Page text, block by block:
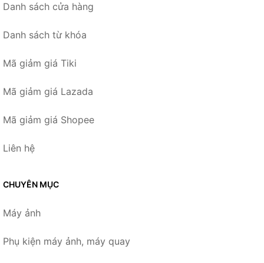
Danh sách cửa hàng
Danh sách từ khóa
Mã giảm giá Tiki
Mã giảm giá Lazada
Mã giảm giá Shopee
Liên hệ
CHUYÊN MỤC
Máy ảnh
Phụ kiện máy ảnh, máy quay